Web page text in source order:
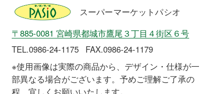
スーパーマーケットパシオ
〒885-0081 宮崎県都城市鷹尾３丁目４街区６号
TEL.0986-24-1175
FAX.0986-24-1179
※使用画像は実際の商品から、デザイン・仕様が一
部異なる場合がございます。予めご理解ご了承の
程、宜しくお願いいたします。